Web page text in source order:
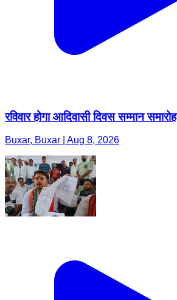
रविवार होगा आदिवासी दिवस सम्मान समारोह
Buxar, Buxar | Aug 8, 2026